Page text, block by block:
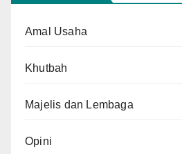
Amal Usaha
Khutbah
Majelis dan Lembaga
Opini